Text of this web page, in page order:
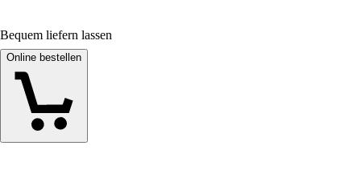
Bequem liefern lassen
Online bestellen